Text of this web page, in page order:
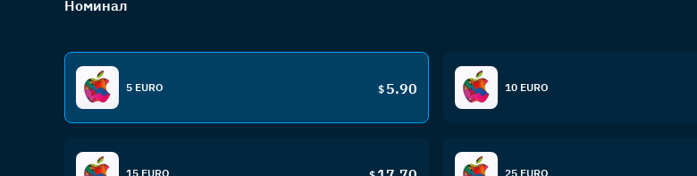
Номинал
5 EURO $ 5.90 10 EURO
15 EURO 25 EURO